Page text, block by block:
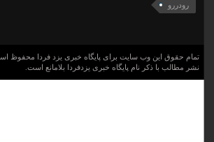
رودررو
تمام حقوق این وب سایت برای پایگاه خبری یزد فردا محفوظ است.
نشر مطالب با ذکر نام پایگاه خبری یزدفردا بلامانع است.